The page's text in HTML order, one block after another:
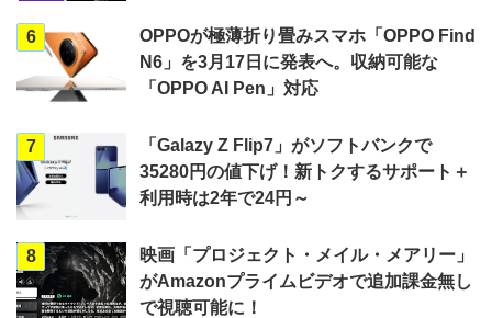
6
OPPOが極薄折り畳みスマホ「OPPO Find
N6」を3月17日に発表へ。収納可能な
「OPPO AI Pen」対応
7
「Galazy Z Flip7」がソフトバンクで
35280円の値下げ！新トクするサポート＋
利用時は2年で24円～
8
映画「プロジェクト・メイル・メアリー」
がAmazonプライムビデオで追加課金無し
で視聴可能に！